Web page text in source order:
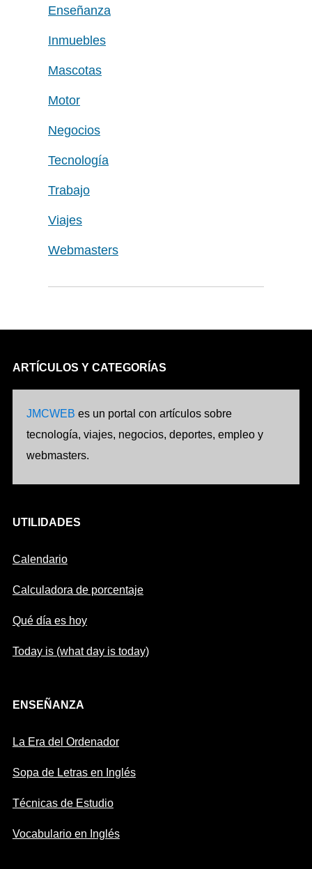
Enseñanza
Inmuebles
Mascotas
Motor
Negocios
Tecnología
Trabajo
Viajes
Webmasters
ARTÍCULOS Y CATEGORÍAS
JMCWEB es un portal con artículos sobre
tecnología, viajes, negocios, deportes, empleo y
webmasters.
UTILIDADES
Calendario
Calculadora de porcentaje
Qué día es hoy
Today is (what day is today)
ENSEÑANZA
La Era del Ordenador
Sopa de Letras en Inglés
Técnicas de Estudio
Vocabulario en Inglés